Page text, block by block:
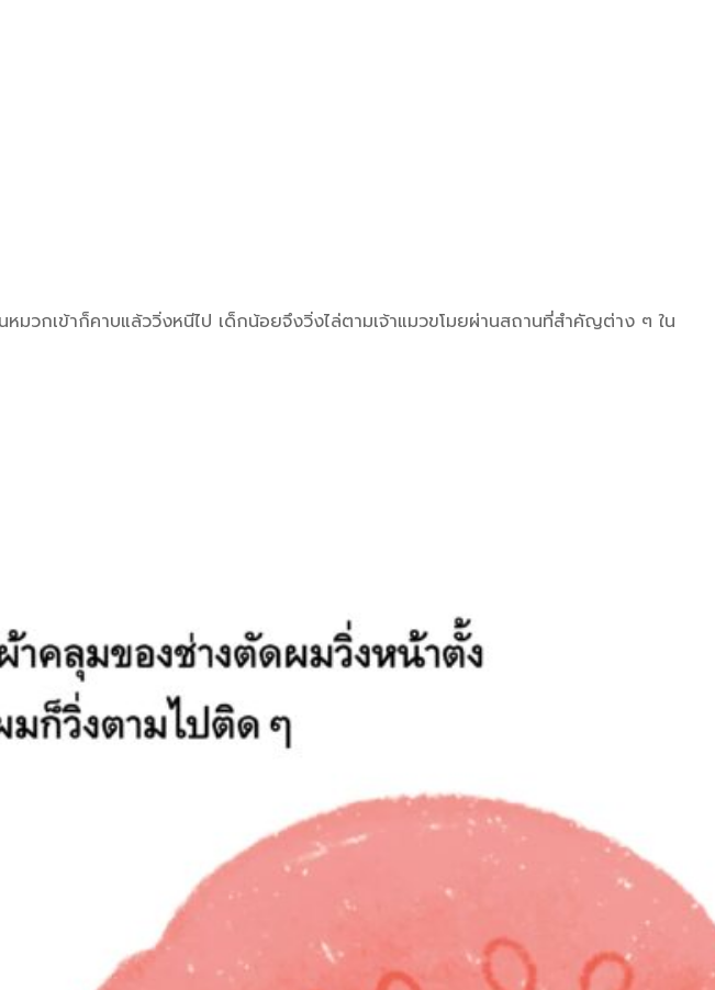
วกเข้าก็คาบแล้ววิ่งหนีไป เด็กน้อยจึงวิ่งไล่ตามเจ้าแมวขโมยผ่านสถานที่สำคัญต่าง ๆ ใน